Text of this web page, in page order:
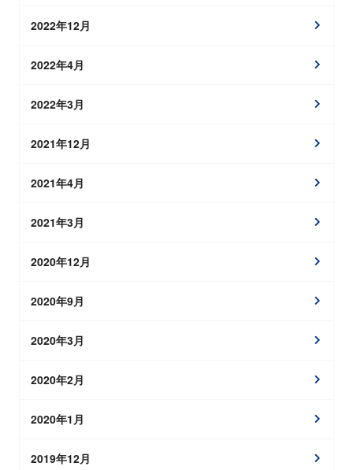
2022年12月
2022年4月
2022年3月
2021年12月
2021年4月
2021年3月
2020年12月
2020年9月
2020年3月
2020年2月
2020年1月
2019年12月